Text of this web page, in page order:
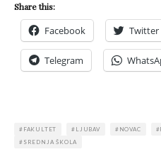
Share this:
Facebook Twitter
Telegram
FAKULTET LJUBAV NOVAC
SREDNJA ŠKOLA